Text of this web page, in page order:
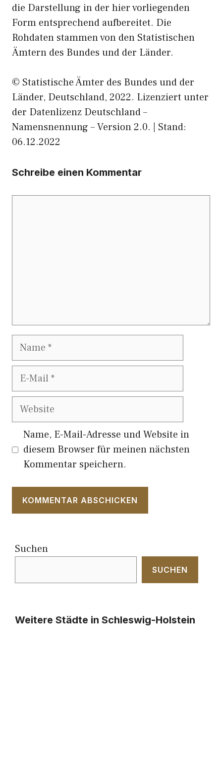
die Darstellung in der hier vorliegenden
Form entsprechend aufbereitet. Die
Rohdaten stammen von den Statistischen
Ämtern des Bundes und der Länder.
© Statistische Ämter des Bundes und der
Länder, Deutschland, 2022. Lizenziert unter
der Datenlizenz Deutschland –
Namensnennung – Version 2.0. | Stand:
06.12.2022
Schreibe einen Kommentar
Name
E-
Website
Name, E-Mail-Adresse und Website in
diesem Browser für meinen nächsten
Kommentar speichern.
Suchen
SUCHEN
Weitere Städte in Schleswig-Holstein